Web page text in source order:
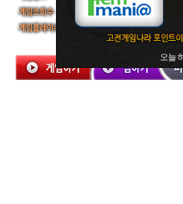
오늘
2,686 회
1 회